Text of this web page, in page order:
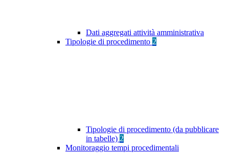
Dati aggregati attività amministrativa
Tipologie di procedimento 2
Tipologie di procedimento (da pubblicare
in tabelle) 2
Monitoraggio tempi procedimentali